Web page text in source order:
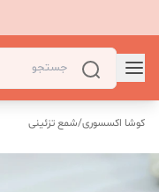
کوشا اکسسوری/شمع تزئینی